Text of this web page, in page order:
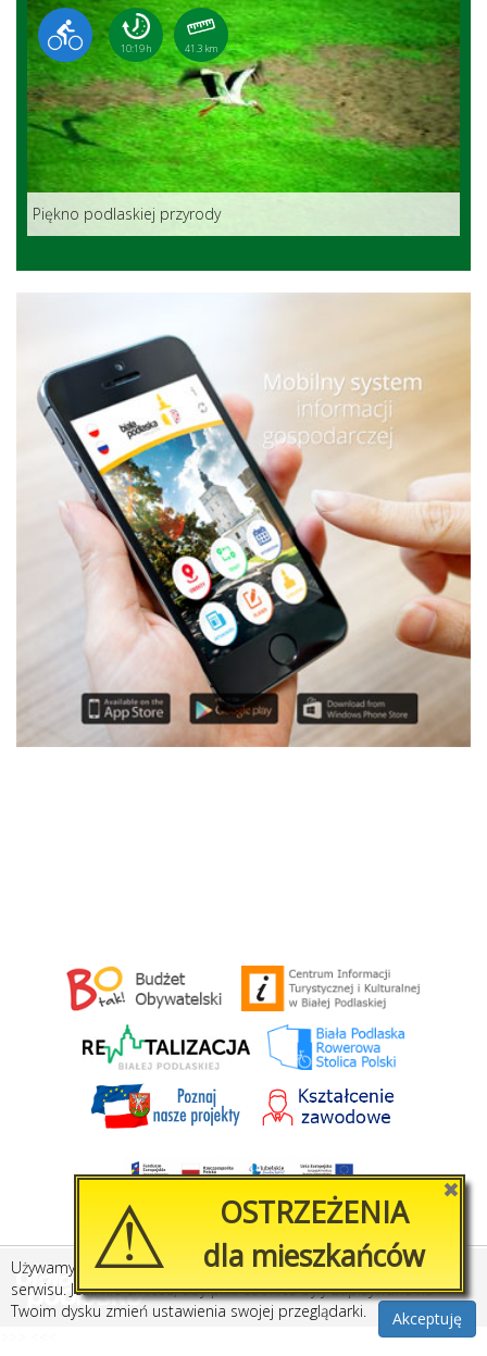
10:19 h 41.3 km
Piękno podlaskiej przyrody
Stworzone przezAmistad.pl
Używamy plików cookies, by ułatwić korzystanie z naszego
serwisu. Jeśli nie chcesz, aby pliki cookies były zapisywane na
Twoim dysku zmień ustawienia swojej przeglądarki.
Akceptuję
✖
⚠
OSTRZEŻENIA
dla mieszkańców